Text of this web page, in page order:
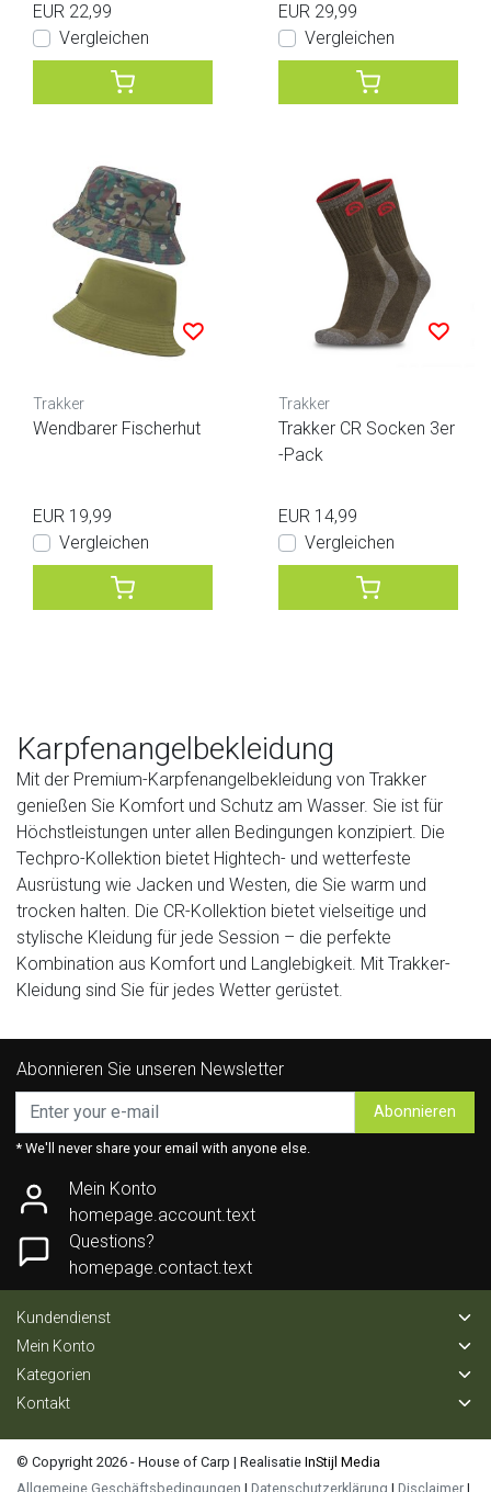
EUR 22,99
Vergleichen
EUR 29,99
Vergleichen
Trakker
Wendbarer Fischerhut
EUR 19,99
Vergleichen
Trakker
Trakker CR Socken 3er
-Pack
EUR 14,99
Vergleichen
Karpfenangelbekleidung
Mit der Premium-Karpfenangelbekleidung von Trakker
genießen Sie Komfort und Schutz am Wasser. Sie ist für
Höchstleistungen unter allen Bedingungen konzipiert. Die
Techpro-Kollektion bietet Hightech- und wetterfeste
Ausrüstung wie Jacken und Westen, die Sie warm und
trocken halten. Die CR-Kollektion bietet vielseitige und
stylische Kleidung für jede Session – die perfekte
Kombination aus Komfort und Langlebigkeit. Mit Trakker-
Kleidung sind Sie für jedes Wetter gerüstet.
Abonnieren Sie unseren Newsletter
Abonnieren
* We'll never share your email with anyone else.
Mein Konto
homepage.account.text
Questions?
homepage.contact.text
Kundendienst
Mein Konto
Kategorien
Kontakt
© Copyright 2026 - House of Carp | Realisatie InStijl Media
Allgemeine Geschäftsbedingungen | Datenschutzerklärung | Disclaimer |